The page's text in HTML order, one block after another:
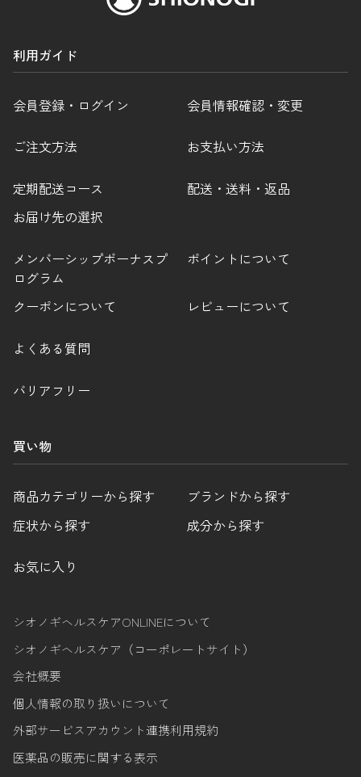
利用ガイド
会員登録・ログイン 会員情報確認・変更
ご注文方法 お支払い方法
定期配送コース
配送・送料・返品
お届け先の選択
メンバーシップボーナスプ
ログラム
ポイントについて
クーポンについて レビューについて
よくある質問
バリアフリー
買い物
商品カテゴリーから探す
ブランドから探す
症状から探す
成分から探す
お気に入り
シオノギヘルスケアONLINEについて
シオノギヘルスケア（コーポレートサイト）
会社概要
個人情報の取り扱いについて
外部サービスアカウント連携利用規約
医薬品の販売に関する表示